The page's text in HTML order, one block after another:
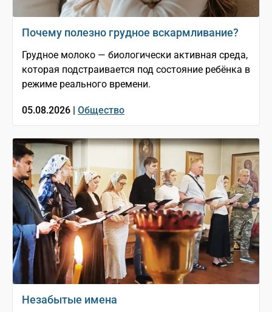
Почему полезно грудное вскармливание?
Грудное молоко — биологически активная среда,
которая подстраивается под состояние ребёнка в
режиме реального времени.
05.08.2026 | Общество
Незабытые имена